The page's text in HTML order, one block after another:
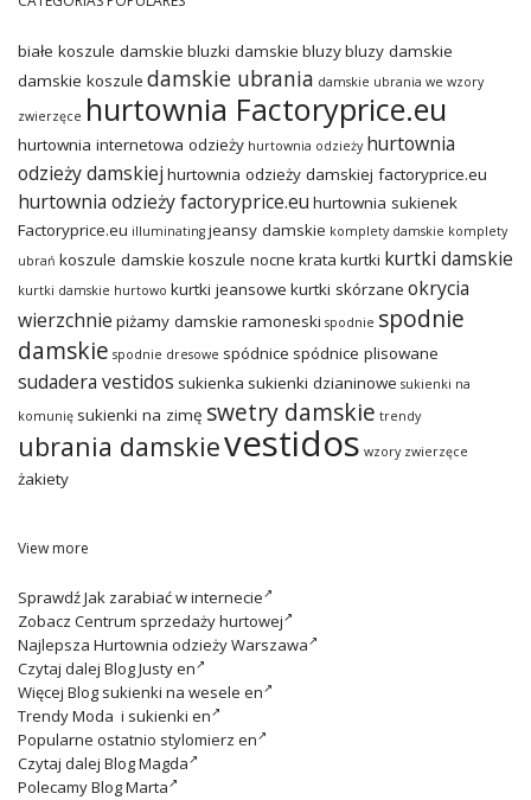
białe koszule damskie bluzki damskie bluzybluzy damskie
damskie koszule damskie ubrania damskie ubrania we wzory
zwierzęce hurtownia Factoryprice.eu
hurtownia internetowa odzieży hurtownia odzieży hurtownia
odzieży damskiej hurtownia odzieży damskiej factoryprice.eu
hurtownia odzieży factoryprice.eu hurtownia sukienek
Factoryprice.eu illuminating jeansy damskie komplety damskie komplety
ubrań koszule damskie koszule nocne krata kurtki kurtki damskie
kurtki damskie hurtowo kurtki jeansowe kurtki skórzane okrycia
wierzchnie piżamy damskie ramoneski spodnie spodnie
damskie spodnie dresowe spódnice spódnice plisowane
sudadera vestidos sukienka sukienki dzianinowe sukienki na
komunię sukienki na zimę swetry damskie trendy
ubrania damskievestidos wzory zwierzęce
żakiety
View more
SprawdźJak zarabiać w internecie
Zobacz Centrum sprzedaży hurtowej
Najlepsza Hurtownia odzieży Warszawa
Czytaj dalej Blog Justy en
Więcej Blog sukienki na wesele en
TrendyModa i sukienki en
Popularne ostatnio stylomierz en
Czytaj dalej Blog Magda
PolecamyBlog Marta